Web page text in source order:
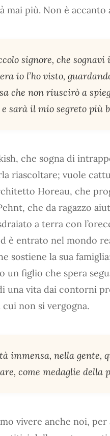
mai più. Non è
signore, che
io l’ho visto,
che non riuscirò a
sarà il mio segreto più
che sogna di
riascoltare; vuole
Horeau, che
che da ragazzo
a terra con
è entrato nel mondo
sostiene la sua
un figlio che spera
una vita dai contorni
non si vergogna.
immensa, nella gente,
come medaglie
vivere anche noi,